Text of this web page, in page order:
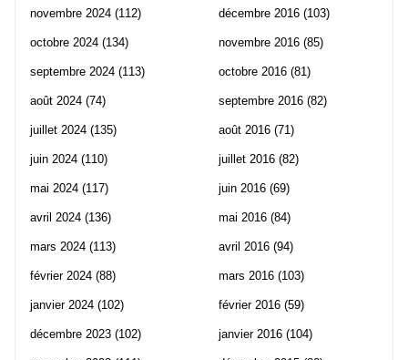
novembre 2024 (112)
octobre 2024 (134)
septembre 2024 (113)
août 2024 (74)
juillet 2024 (135)
juin 2024 (110)
mai 2024 (117)
avril 2024 (136)
mars 2024 (113)
février 2024 (88)
janvier 2024 (102)
décembre 2023 (102)
décembre 2016 (103)
novembre 2016 (85)
octobre 2016 (81)
septembre 2016 (82)
août 2016 (71)
juillet 2016 (82)
juin 2016 (69)
mai 2016 (84)
avril 2016 (94)
mars 2016 (103)
février 2016 (59)
janvier 2016 (104)